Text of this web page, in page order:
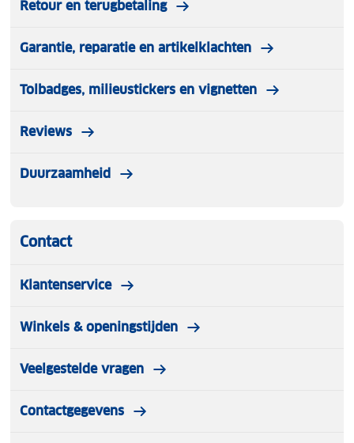
Vaste schuine lange, verstelbare schouderband
Hoogwaardig Hunter leer
Hide & Stitches logo verwerkt in het leer op
Retour en terugbetaling
Garantie, reparatie en artikelklachten
Tolbadges, milieustickers en vignetten
Reviews
Duurzaamheid
Contact
Klantenservice
Winkels & openingstijden
Veelgestelde vragen
Contactgegevens